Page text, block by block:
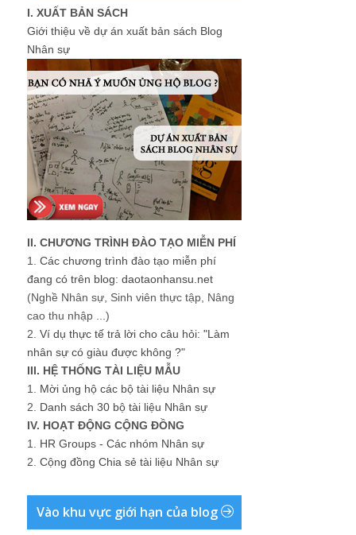
I. XUẤT BẢN SÁCH
Giới thiệu về dự án xuất bản sách Blog
Nhân sự
II. CHƯƠNG TRÌNH ĐÀO TẠO MIỄN PHÍ
1. Các chương trình đào tạo miễn phí
đang có trên blog: daotaonhansu.net
(Nghề Nhân sự, Sinh viên thực tập, Nâng
cao thu nhập ...)
2. Ví dụ thực tế trả lời cho câu hỏi: "Làm
nhân sự có giàu được không ?"
III. HỆ THỐNG TÀI LIỆU MẪU
1. Mời ủng hộ các bộ tài liệu Nhân sự
2. Danh sách 30 bộ tài liệu Nhân sự
IV. HOẠT ĐỘNG CỘNG ĐỒNG
1. HR Groups - Các nhóm Nhân sự
2. Cộng đồng Chia sẻ tài liệu Nhân sự
Vào khu vực giới hạn của blog